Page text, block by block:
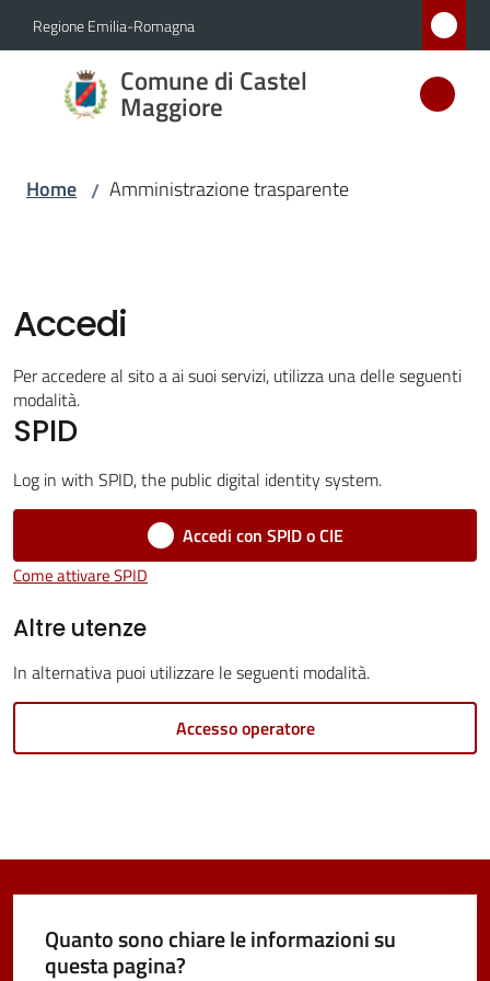
Vai al contenuto
Vai alla navigazione
Vai al footer
Regione Emilia-Romagna
Comune di Castel
Maggiore
Comune
di Castel
D'ARGENTO
Amministrazione
Menu selezionato
Novità
Servizi
Castel
Maggiore
Trasparente
pretorio
argomenti...
Home / Amministrazione trasparente
Accedi
Per accedere al sito a ai suoi servizi, utilizza una delle seguenti
modalità.
SPID
Log in with SPID, the public digital identity system.
Accedi con SPID o CIE
Come attivare SPID
Altre utenze
In alternativa puoi utilizzare le seguenti modalità.
Accesso operatore
Quanto sono chiare le informazioni su
questa pagina?